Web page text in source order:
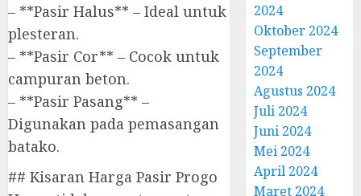
– **Pasir Halus** – Ideal untuk
plesteran.
– **Pasir Cor** – Cocok untuk
campuran beton.
– **Pasir Pasang** –
Digunakan pada pemasangan
batako.
## Kisaran Harga Pasir Progo
2024
Oktober 2024
September
2024
Agustus 2024
Juli 2024
Juni 2024
Mei 2024
April 2024
Maret 2024